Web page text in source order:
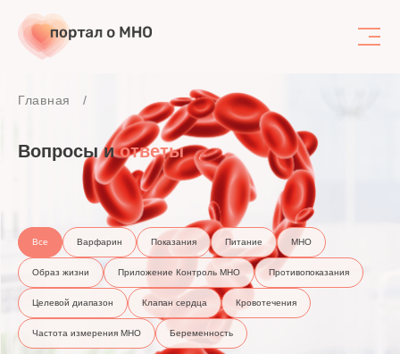
Поиск
Главная
Вопросы иответы
Все Варфарин Показания Питание МНО
Образ жизни Приложение Контроль МНО Противопоказания
Целевой диапазон Клапан сердца Кровотечения
Частота измерения МНО Беременность